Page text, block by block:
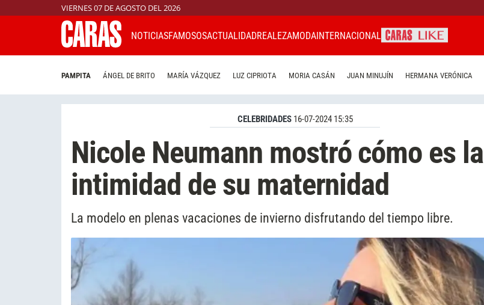
VIERNES 07 DE AGOSTO DEL 2026
NOTICIASFAMOSOSACTUALIDADREALEZAMODAINTERNACIONAL
PAMPITA ÁNGEL DE BRITO MARÍA VÁZQUEZ LUZ CIPRIOTA MORIA CASÁN JUAN MINUJÍN HERMANA VERÓNICA
CELEBRIDADES 16-07-2024 15:35
Nicole Neumann mostró cómo es la
intimidad de su maternidad
La modelo en plenas vacaciones de invierno disfrutando del tiempo libre.